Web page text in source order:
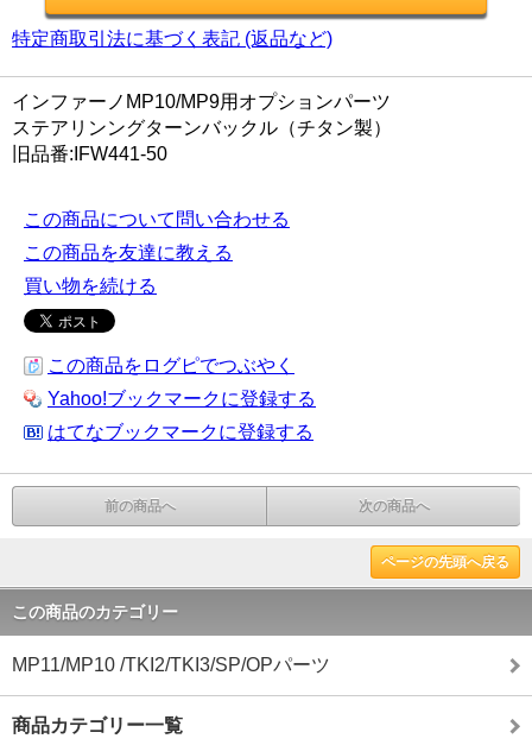
特定商取引法に基づく表記 (返品など)
インファーノMP10/MP9用オプションパーツ
ステアリンングターンバックル（チタン製）
旧品番:IFW441-50
この商品について問い合わせる
この商品を友達に教える
買い物を続ける
この商品をログピでつぶやく
Yahoo!ブックマークに登録する
はてなブックマークに登録する
前の商品へ 次の商品へ
ページの先頭へ戻る
この商品のカテゴリー
MP11/MP10 /TKI2/TKI3/SP/OPパーツ
商品カテゴリー一覧